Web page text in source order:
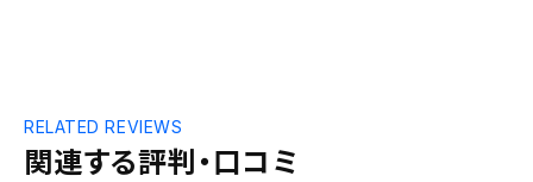
関連する評判・口コミ
RELATED REVIEWS